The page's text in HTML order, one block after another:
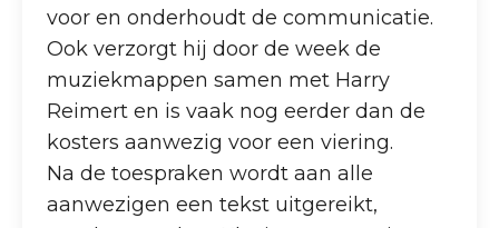
voor en onderhoudt de communicatie.
Ook verzorgt hij door de week de
muziekmappen samen met Harry
Reimert en is vaak nog eerder dan de
kosters aanwezig voor een viering.
Na de toespraken wordt aan alle
aanwezigen een tekst uitgereikt,